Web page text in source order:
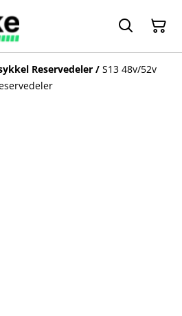
Reservedeler / S13 48v/52v